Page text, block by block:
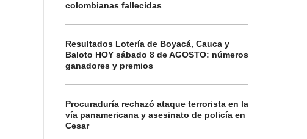
colombianas fallecidas
Resultados Lotería de Boyacá, Cauca y
Baloto HOY sábado 8 de AGOSTO: números
ganadores y premios
Procuraduría rechazó ataque terrorista en la
vía panamericana y asesinato de policía en
Cesar